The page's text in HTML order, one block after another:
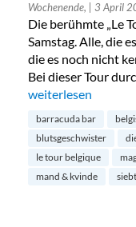
Wochenende, | 3 April
Die berühmte „Le
Samstag. Alle, die
die es noch nicht
Bei dieser Tour
„Le Tour Belgique
weiterlesen
barracuda bar
blutsgeschwister
le tour belgique
mand & kvinde